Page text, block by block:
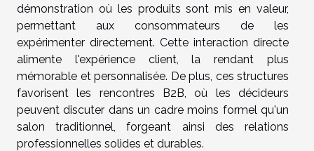
démonstration où les produits sont mis en valeur,
permettant aux consommateurs de les
expérimenter directement. Cette interaction directe
alimente l'expérience client, la rendant plus
mémorable et personnalisée. De plus, ces structures
favorisent les rencontres B2B, où les décideurs
peuvent discuter dans un cadre moins formel qu'un
salon traditionnel, forgeant ainsi des relations
professionnelles solides et durables.